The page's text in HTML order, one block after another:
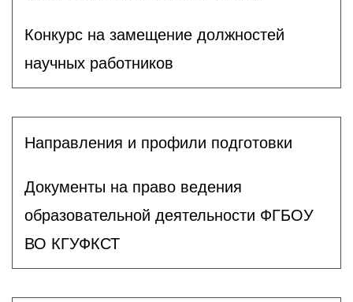
Конкурс на замещение должностей
научных работников
Направления и профили подготовки
Документы на право ведения
образовательной деятельности ФГБОУ
ВО КГУФКСТ